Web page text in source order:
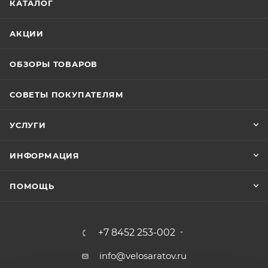
КАТАЛОГ
АКЦИИ
ОБЗОРЫ ТОВАРОВ
СОВЕТЫ ПОКУПАТЕЛЯМ
УСЛУГИ
ИНФОРМАЦИЯ
ПОМОЩЬ
+7 8452 253-002
info@velosaratov.ru